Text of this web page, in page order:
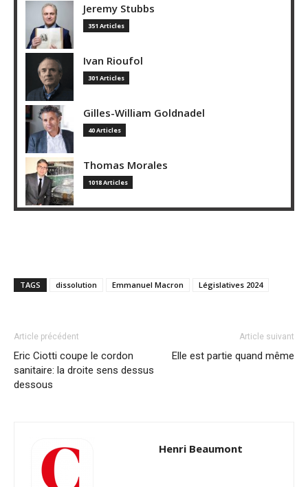
Jeremy Stubbs
351 Articles
Ivan Rioufol
301 Articles
Gilles-William Goldnadel
40 Articles
Thomas Morales
1018 Articles
TAGS dissolution Emmanuel Macron Législatives 2024
Article précédent
Eric Ciotti coupe le cordon
sanitaire: la droite sens dessus
dessous
Article suivant
Elle est partie quand même
Henri Beaumont